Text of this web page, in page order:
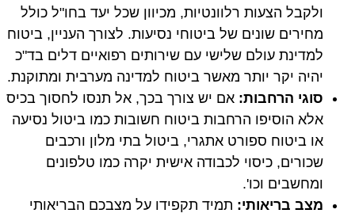
ולקבל הצעות רלוונטיות, מכיוון שכל יעד בחו"ל כולל
מחירים שונים של ביטוחי נסיעות. לצורך העניין, ביטוח
למדינת עולם שלישי עם שירותים רפואיים דלים בד"כ
יהיה יקר יותר מאשר ביטוח למדינה מערבית ומתוקנת.
סוגי הרחבות: אם יש צורך בכך, אל תנסו לחסוך בכיס
אלא הוסיפו הרחבות ביטוח חשובות כמו ביטול נסיעה
או ביטוח ספורט אתגרי, ביטול בתי מלון ורכבים
שכורים, כיסוי לכבודה אישית יקרה כמו טלפונים
ומחשבים וכו'.
מצב בריאותי: תמיד תקפידו על מצבכם הבריאותי